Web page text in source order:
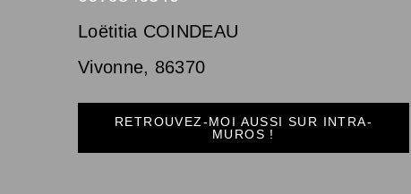
Loëtitia COINDEAU
Vivonne, 86370
RETROUVEZ-MOI AUSSI SUR INTRA-
MUROS !